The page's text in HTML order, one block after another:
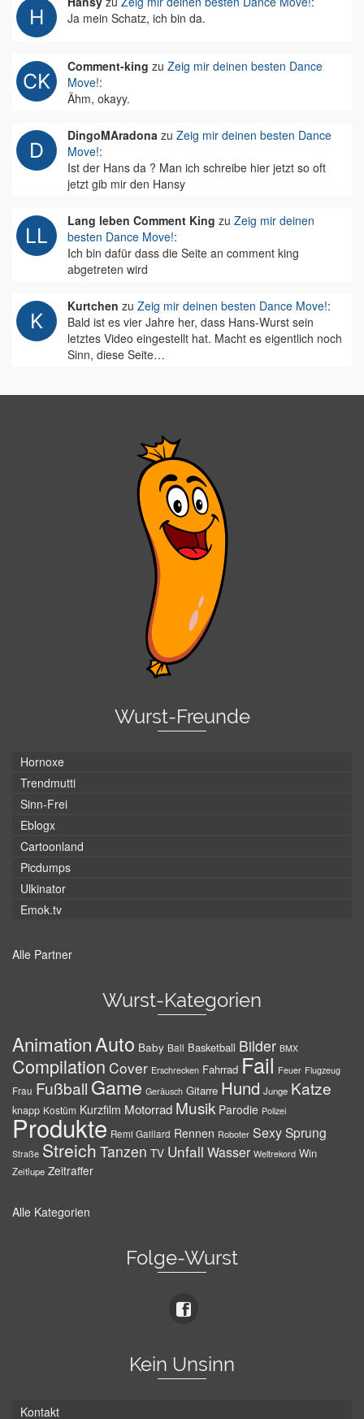
Ja mein Schatz, ich bin da.
Comment-king zu Zeig mir deinen besten Dance
Move!:
Ähm, okayy.
DingoMAradona zu Zeig mir deinen besten Dance
Move!:
Ist der Hans da ? Man ich schreibe hier jetzt so oft
jetzt gib mir den Hansy
Lang leben Comment King zu Zeig mir deinen
besten Dance Move!:
Ich bin dafür dass die Seite an comment king
abgetreten wird
Kurtchen zu Zeig mir deinen besten Dance Move!:
Bald ist es vier Jahre her, dass Hans-Wurst sein
letztes Video eingestellt hat. Macht es eigentlich noch
Sinn, diese Seite…
Wurst-Freunde
Hornoxe
Trendmutti
Sinn-Frei
Eblogx
Cartoonland
Picdumps
Ulkinator
Emok.tv
Alle Partner
Wurst-Kategorien
AnimationAuto Baby Ball Basketball Bilder BMX
Compilation Cover Erschrecken Fahrrad Fail Feuer Flugzeug
Frau Fußball Game Geräusch Gitarre Hund Junge Katze
knapp Kostüm Kurzfilm Motorrad Musik Parodie Polizei
Produkte Remi Gaillard Rennen Roboter SexySprung
Straße Streich Tanzen TV Unfall Wasser Weltrekord Win
Zeitlupe Zeitraffer
Alle Kategorien
Folge-Wurst
Kein Unsinn
Kontakt